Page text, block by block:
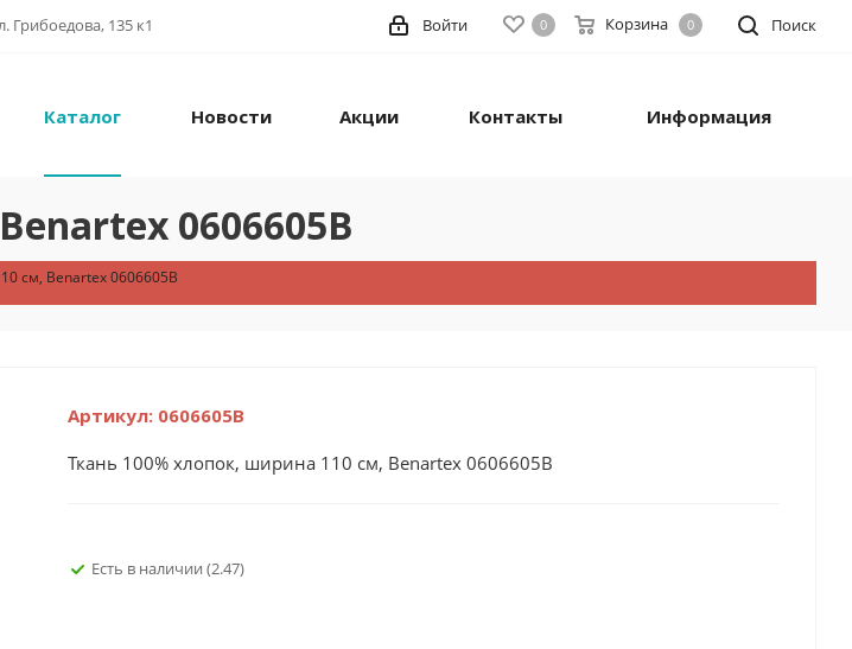
Грибоедова, 135 к1 Поиск
0 Корзина 0
Войти
Каталог Новости Акции Контакты Информация
0606605B
см, Benartex 0606605B
Артикул: 0606605B
Ткань 100% хлопок, ширина 110 см, Benartex 0606605B
Есть в наличии (2.47)